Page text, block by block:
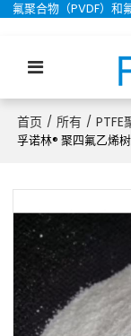
氟聚合物（PVDF）和
首页 / 所有 / PTFE
孚诺林® 聚四氟乙烯